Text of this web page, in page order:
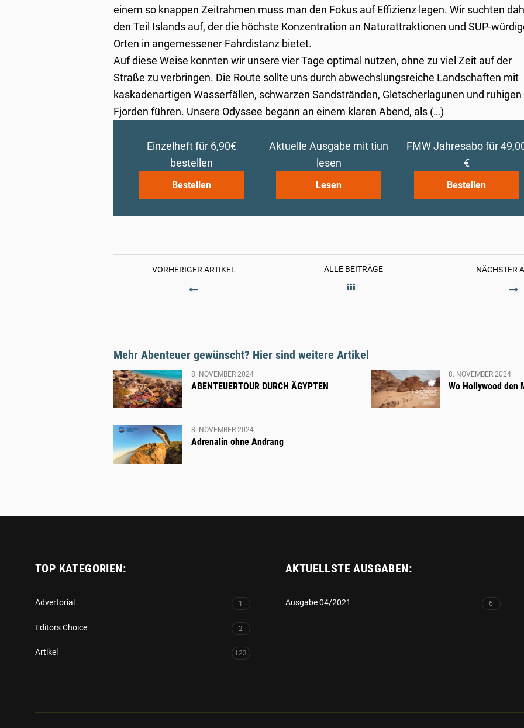
einem so knappen Zeitrahmen muss man den Fokus auf Effizienz legen. Wir suchten
den Teil Islands auf, der die höchste Konzentration an Naturattraktionen und SUP-
Orten in angemessener Fahrdistanz bietet.
Auf diese Weise konnten wir unsere vier Tage optimal nutzen, ohne zu viel Zeit auf der
Straße zu verbringen. Die Route sollte uns durch abwechslungsreiche Landschaften mit
kaskadenartigen Wasserfällen, schwarzen Sandstränden, Gletscherlagunen und ruhigen
Fjorden führen. Unsere Odyssee begann an einem klaren Abend, als (…)
Einzelheft für 6,90€
bestellen
Bestellen
Aktuelle Ausgabe mit tiun
lesen
Lesen
FMW Jahresabo für
€
Bestellen
VORHERIGER ARTIKEL
HOLLYWOOD
DOUBELT
ALLE BEITRÄGE NÄCHSTER
Mehr Abenteuer gewünscht? Hier sind weitere Artikel
8. NOVEMBER 2024
ABENTEUERTOUR DURCH ÄGYPTEN
8. NOVEMBER 2024
Wo Hollywood den
8. NOVEMBER 2024
Adrenalin ohne Andrang
TOP KATEGORIEN:
Advertorial 1
Editors Choice 2
Artikel 123
AKTUELLSTE AUSGABEN:
Ausgabe 04/2021 6